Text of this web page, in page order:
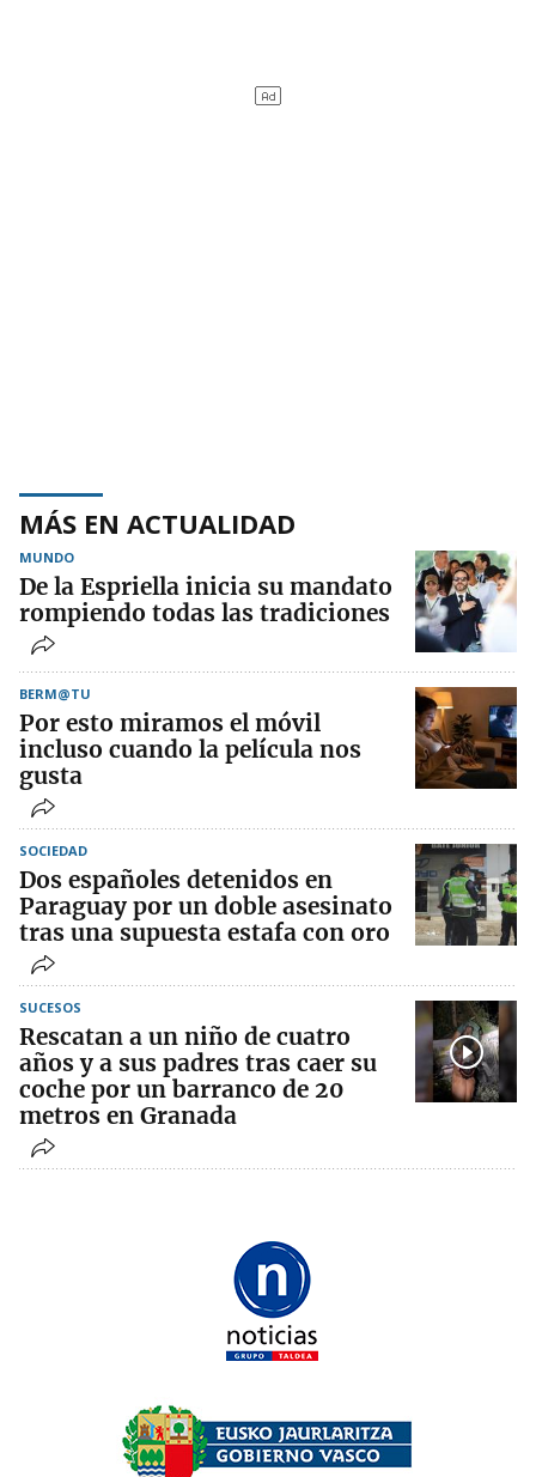
MÁS EN ACTUALIDAD
MUNDO
De la Espriella inicia su mandato
rompiendo todas las tradiciones
BERM@TU
Por esto miramos el móvil
incluso cuando la película nos
gusta
SOCIEDAD
Dos españoles detenidos en
Paraguay por un doble asesinato
tras una supuesta estafa con oro
SUCESOS
Rescatan a un niño de cuatro
años y a sus padres tras caer su
coche por un barranco de 20
metros en Granada